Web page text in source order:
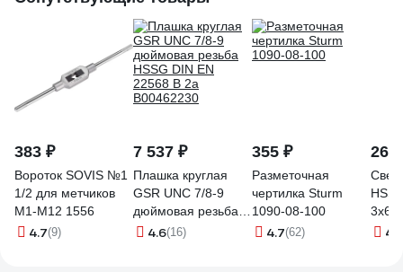
383 ₽
Вороток SOVIS №1
1/2 для метчиков
М1-М12 1556
4.7(9)
7 537 ₽
Плашка круглая
GSR UNC 7/8-9
дюймовая резьба
HSSG DIN EN
4.6(16)
355 ₽
Разметочная
чертилка Sturm
1090-08-100
4.7(62)
260
11-4.8